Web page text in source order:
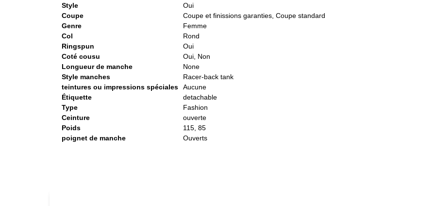
Style
Oui
Coupe
Coupe et finissions garanties, Coupe standard
Genre
Femme
Col
Rond
Ringspun
Oui
Coté cousu
Oui, Non
Longueur de manche
None
Style manches
Racer-back tank
teintures ou impressions spéciales
Aucune
Étiquette
detachable
Type
Fashion
Ceinture
ouverte
Poids
115, 85
poignet de manche
Ouverts